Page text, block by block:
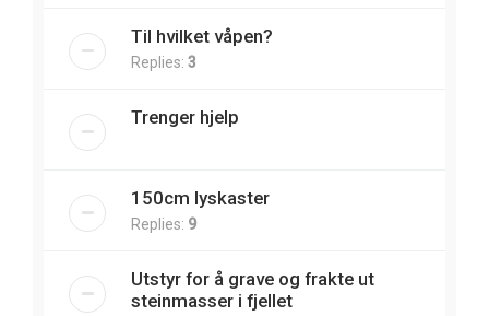
Til hvilket våpen?
Replies: 3
Trenger hjelp
150cm lyskaster
Replies: 9
Utstyr for å grave og frakte ut
steinmasser i fjellet